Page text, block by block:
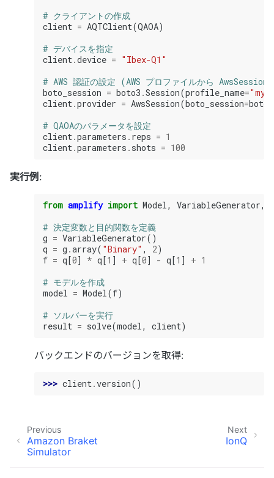
# クライアントの作成
client = AQTClient(QAOA)
# デバイスを指定
client .device = "Ibex-Q1"
# AWS 認証の設定 (AWS プロファイルから AwsSession
boto_session = boto3 .Session(profile_name=
client .provider = AwsSession(boto_session=
# QAOAのパラメータを設定
client .parameters . reps = 1
client .parameters . shots = 100
実行例 :
from amplify import Model , VariableGenerator,
# 決定変数と目的関数を定義
g = VariableGenerator()
q = g .array( "Binary" , 2)
f = q[0] * q[1 ] + q[0] - q[1 ] + 1
# モデルを作成
model = Model (f)
# ソルバーを実行
result = solve(model , client)
バックエンドのバージョンを取得:
>>> client .version()
Next
IonQ
Previous
Amazon Braket
Simulator